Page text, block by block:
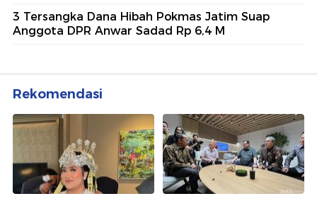
3 Tersangka Dana Hibah Pokmas Jatim Suap
Anggota DPR Anwar Sadad Rp 6,4 M
Rekomendasi